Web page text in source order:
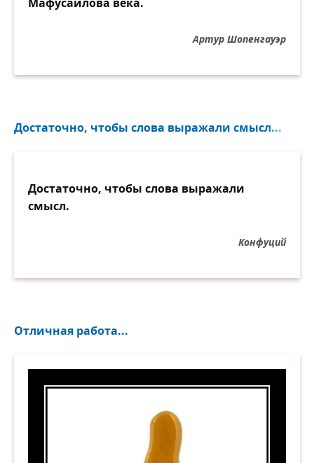
Артур Шопенгауэр
Достаточно, чтобы слова выражали смысл...
Достаточно, чтобы слова выражали
смысл.
Конфуций
Отличная работа...